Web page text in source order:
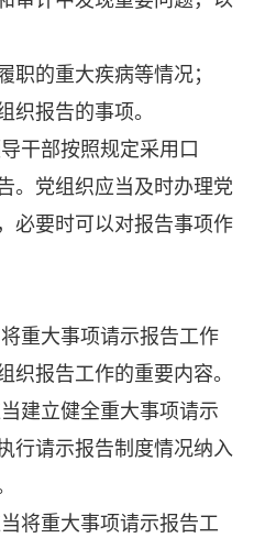
的重大疾病等情况；
报告的事项。
部按照规定采用口
。党组织应当及时办理党
必要时可以对报告事项作
大事项请示报告工作
织报告工作的重要内容。
立健全重大事项请示
行请示报告制度情况纳入
重大事项请示报告工